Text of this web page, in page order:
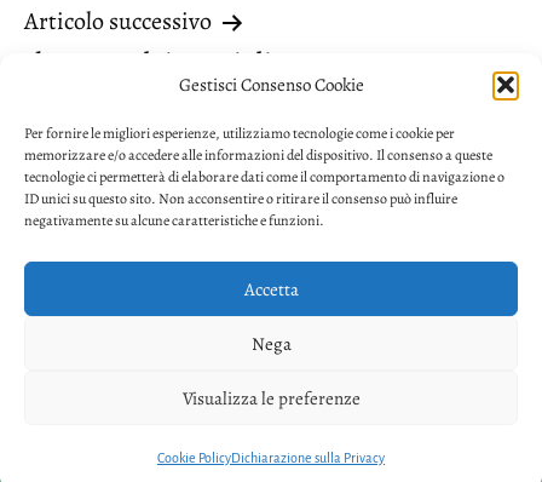
Gestisci Consenso Cookie
Per fornire le migliori esperienze, utilizziamo tecnologie come i cookie per
memorizzare e/o accedere alle informazioni del dispositivo. Il consenso a queste
tecnologie ci permetterà di elaborare dati come il comportamento di navigazione o
ID unici su questo sito. Non acconsentire o ritirare il consenso può influire
negativamente su alcune caratteristiche e funzioni.
Accetta
Nega
Visualizza le preferenze
Cookie PolicyDichiarazione sulla Privacy
Articolo successivo
Il genere dei nomi di cosa